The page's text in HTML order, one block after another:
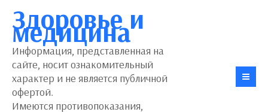
Здоровье и
медицина
Информация, представленная на
сайте, носит ознакомительный
характер и не является публичной
офертой.
Имеются противопоказания,